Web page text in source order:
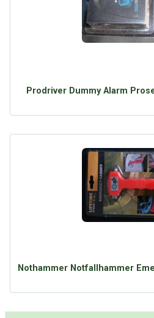
Mit Email
Google
Prodriver Dummy Alarm
Nothammer Notfallhammer